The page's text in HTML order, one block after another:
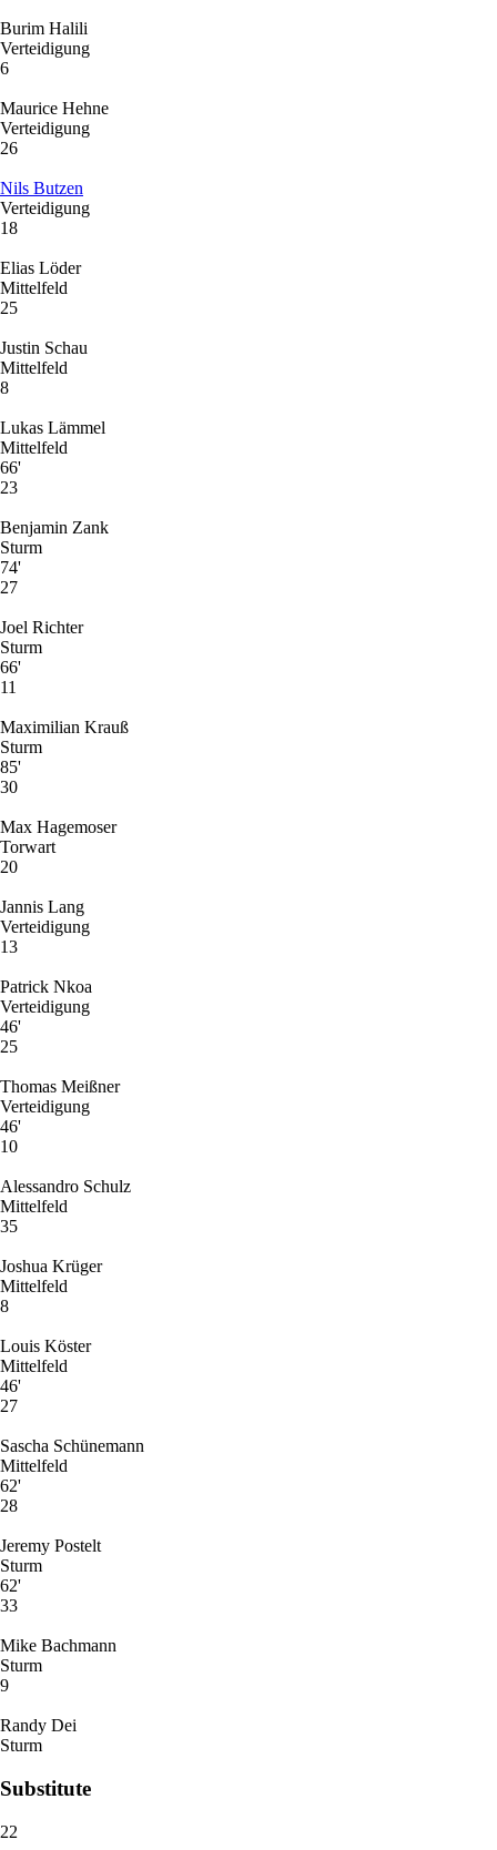
Burim Halili
Verteidigung
6
Maurice Hehne
Verteidigung
26
Nils Butzen
Verteidigung
18
Elias Löder
Mittelfeld
25
Justin Schau
Mittelfeld
8
Lukas Lämmel
Mittelfeld
66'
23
Benjamin Zank
Sturm
74'
27
Joel Richter
Sturm
66'
11
Maximilian Krauß
Sturm
85'
30
Max Hagemoser
Torwart
20
Jannis Lang
Verteidigung
13
Patrick Nkoa
Verteidigung
46'
25
Thomas Meißner
Verteidigung
46'
10
Alessandro Schulz
Mittelfeld
35
Joshua Krüger
Mittelfeld
8
Louis Köster
Mittelfeld
46'
27
Sascha Schünemann
Mittelfeld
62'
28
Jeremy Postelt
Sturm
62'
33
Mike Bachmann
Sturm
9
Randy Dei
Sturm
Substitute
22